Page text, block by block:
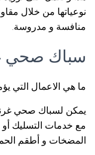
نوعياتها من خلال
منافسة و مدروسة.
سباك صحي
ما هي الاعمال التي
يمكن لسباك صحي
مع خدمات التسليك أو
المضخات و أطقم